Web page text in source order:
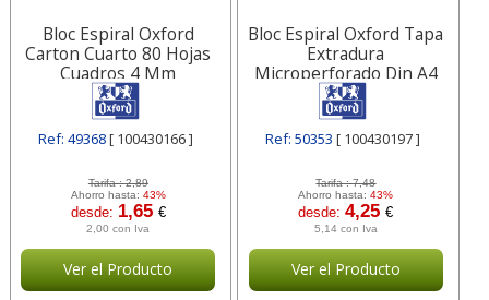
Bloc Espiral Oxford
Carton Cuarto 80 Hojas
Cuadros 4 Mm
100430166
Ref: 49368[ 100430166 ]
Tarifa :2,89
Ahorro hasta: 43%
desde: 1,65 €
2,00 con Iva
Ver el Producto
Bloc Espiral Oxford Tapa
Extradura
Microperforado Din A4
80 Hojas Cuadros 5mm
100430197
Ref: 50353[ 100430197 ]
Tarifa :7,48
Ahorro hasta:43%
desde:4,25€
5,14 con Iva
Ver el Producto